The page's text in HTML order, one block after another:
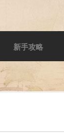
新手攻略